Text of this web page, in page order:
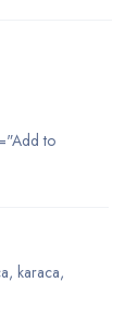
to
, karaca,